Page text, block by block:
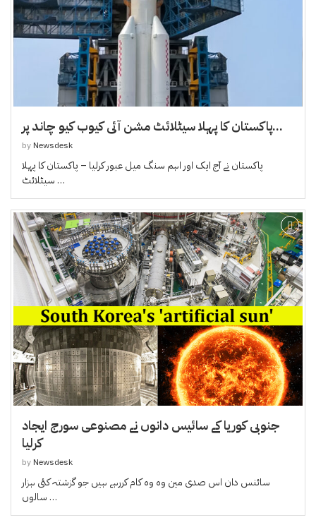
پاکستان کا پہلا سیٹلائٹ مشن آئی کیوب کیو چاند پر...
by Newsdesk
پاکستان نے آج ایک اور اہم سنگ میل عبور کرلیا – پاکستان کا پہلا
سیٹلائٹ …
جنوبی کوریا کے سائیس دانوں نے مصنوعی سورج ایجاد
کرلیا
by Newsdesk
سائنس دان اس صدی مین وہ وہ کام کررہے ہیں جو گزشتہ کئی ہزار
سالوں …